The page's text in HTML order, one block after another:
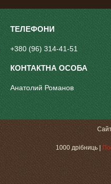
+380 (96) 314-41-51
Анатолий Романов
1000 дрібниць |